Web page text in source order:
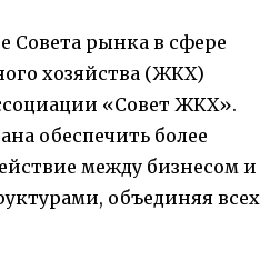
Совета рынка в сфере
хозяйства (ЖКХ)
«Совет ЖКХ».
обеспечить более
между бизнесом и
объединяя всех